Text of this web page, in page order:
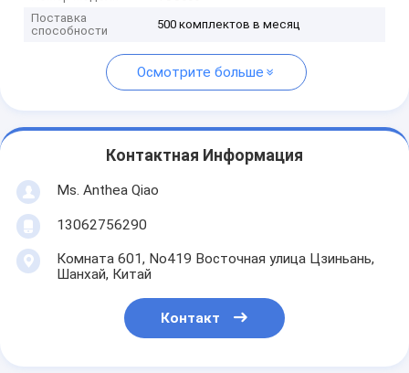
Поставка
способности
500 комплектов в месяц
Осмотрите больше
Контактная Информация
Ms. Anthea Qiao
13062756290
Комната 601, No419 Восточная улица Цзиньань,
Шанхай, Китай
Контакт